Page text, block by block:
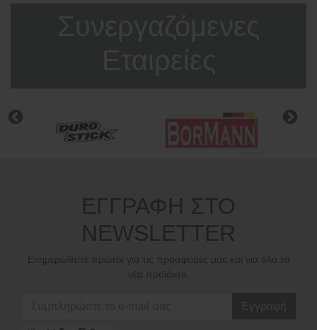
ΕΓΓΡΑΦΗ ΣΤΟ
NEWSLETTER
Ενημερωθείτε πρώτοι για τις προσφορές μας και για όλα τα
νέα προϊόντα.